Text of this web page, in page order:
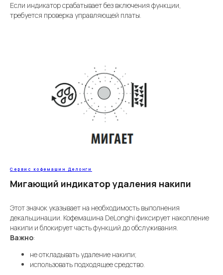
Если индикатор срабатывает без включения функции,
требуется проверка управляющей платы.
Сервис кофемашин Делонги
Мигающий индикатор удаления накипи
Этот значок указывает на необходимость выполнения
декальцинации. Кофемашина DeLonghi фиксирует накопление
накипи и блокирует часть функций до обслуживания.
Важно:
не откладывать удаление накипи;
использовать подходящее средство.